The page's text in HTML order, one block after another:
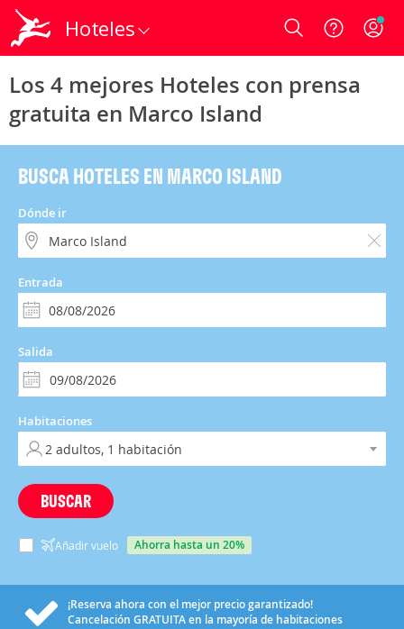
Hoteles Login
Los 4 mejores Hoteles con prensa
gratuita en Marco Island
BUSCA HOTELES EN MARCO ISLAND
Dónde ir
Entrada
Salida
Habitaciones
BUSCAR
Añadir vuelo ahorra hasta un 20%
¡Reserva ahora con el mejor precio garantizado!
Cancelación GRATUITAen la mayoría de habitaciones